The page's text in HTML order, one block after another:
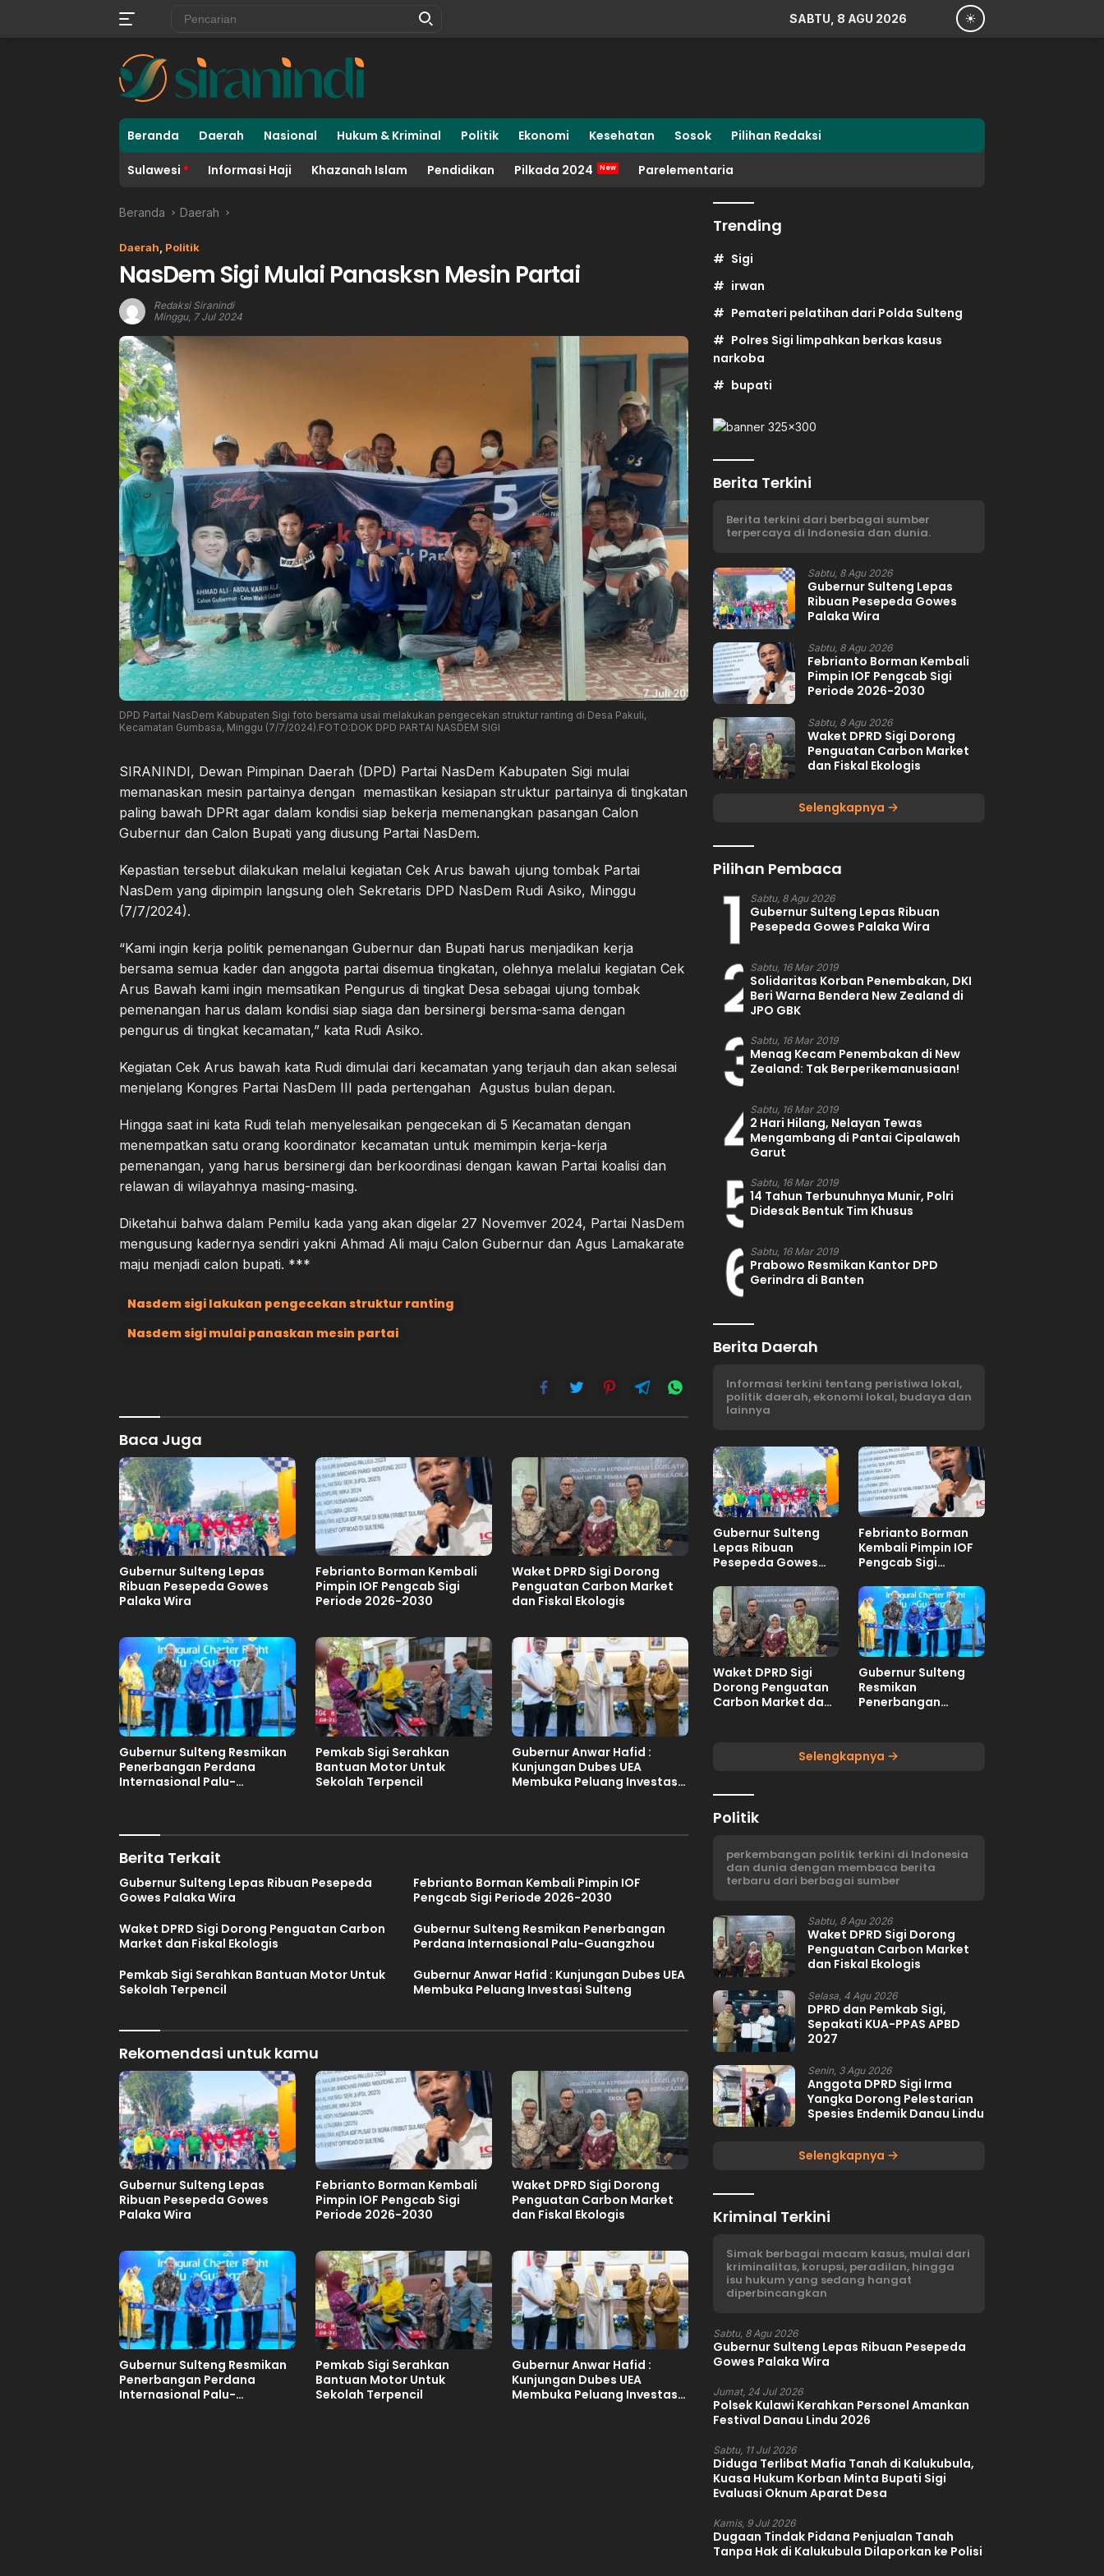
SABTU, 8 AGU 2026
Beranda Daerah Nasional Hukum & Kriminal Politik Ekonomi Kesehatan Sosok Pilihan Redaksi
Sulawesi Informasi Haji Khazanah Islam Pendidikan Pilkada 2024 Parelementaria
Beranda Daerah
Daerah Politik
NasDem Sigi Mulai Panasksn Mesin Partai
Redaksi Siranindi
Minggu, 7 Jul 2024
DPD Partai NasDem Kabupaten Sigi foto bersama usai melakukan pengecekan struktur ranting di Desa Pakuli,
Kecamatan Gumbasa, Minggu (7/7/2024).FOTO:DOK DPD PARTAI NASDEM SIGI
SIRANINDI, Dewan Pimpinan Daerah (DPD) Partai NasDem Kabupaten Sigi mulai
memanaskan mesin partainya dengan memastikan kesiapan struktur partainya di tingkatan
paling bawah DPRt agar dalam kondisi siap bekerja memenangkan pasangan Calon
Gubernur dan Calon Bupati yang diusung Partai NasDem.
Kepastian tersebut dilakukan melalui kegiatan Cek Arus bawah ujung tombak Partai
NasDem yang dipimpin langsung oleh Sekretaris DPD NasDem Rudi Asiko, Minggu
(7/7/2024).
“Kami ingin kerja politik pemenangan Gubernur dan Bupati harus menjadikan kerja
bersama semua kader dan anggota partai disemua tingkatan, olehnya melalui kegiatan Cek
Arus Bawah kami ingin memsatikan Pengurus di tingkat Desa sebagai ujung tombak
pemenangan harus dalam kondisi siap siaga dan bersinergi bersma-sama dengan
pengurus di tingkat kecamatan,” kata Rudi Asiko.
Kegiatan Cek Arus bawah kata Rudi dimulai dari kecamatan yang terjauh dan akan selesai
menjelang Kongres Partai NasDem III pada pertengahan Agustus bulan depan.
Hingga saat ini kata Rudi telah menyelesaikan pengecekan di 5 Kecamatan dengan
menempatkan satu orang koordinator kecamatan untuk memimpin kerja-kerja
pemenangan, yang harus bersinergi dan berkoordinasi dengan kawan Partai koalisi dan
relawan di wilayahnya masing-masing.
Diketahui bahwa dalam Pemilu kada yang akan digelar 27 Novemver 2024, Partai NasDem
mengusung kadernya sendiri yakni Ahmad Ali maju Calon Gubernur dan Agus Lamakarate
maju menjadi calon bupati. ***
Nasdem sigi lakukan pengecekan struktur ranting
Nasdem sigi mulai panaskan mesin partai
Baca Juga
Gubernur Sulteng Lepas
Ribuan Pesepeda Gowes
Palaka Wira
Febrianto Borman Kembali
Pimpin IOF Pengcab Sigi
Periode 2026-2030
Waket DPRD Sigi Dorong
Penguatan Carbon Market
dan Fiskal Ekologis
Gubernur Sulteng Resmikan
Penerbangan Perdana
Internasional Palu-
Pemkab Sigi Serahkan
Bantuan Motor Untuk
Sekolah Terpencil
Gubernur Anwar Hafid :
Kunjungan Dubes UEA
Membuka Peluang Investasi
Berita Terkait
Gubernur Sulteng Lepas Ribuan Pesepeda
Gowes Palaka Wira
Febrianto Borman Kembali Pimpin IOF
Pengcab Sigi Periode 2026-2030
Waket DPRD Sigi Dorong Penguatan Carbon
Market dan Fiskal Ekologis
Gubernur Sulteng Resmikan Penerbangan
Perdana Internasional Palu-Guangzhou
Pemkab Sigi Serahkan Bantuan Motor Untuk
Sekolah Terpencil
Gubernur Anwar Hafid : Kunjungan Dubes UEA
Membuka Peluang Investasi Sulteng
Rekomendasi untuk kamu
Gubernur Sulteng Lepas
Ribuan Pesepeda Gowes
Palaka Wira
Febrianto Borman Kembali
Pimpin IOF Pengcab Sigi
Periode 2026-2030
Waket DPRD Sigi Dorong
Penguatan Carbon Market
dan Fiskal Ekologis
Gubernur Sulteng Resmikan
Penerbangan Perdana
Internasional Palu-
Pemkab Sigi Serahkan
Bantuan Motor Untuk
Sekolah Terpencil
Gubernur Anwar Hafid :
Kunjungan Dubes UEA
Membuka Peluang Investasi
Trending
Sigi
irwan
Pemateri pelatihan dari Polda Sulteng
Polres Sigi limpahkan berkas kasus
narkoba
bupati
Berita Terkini
Berita terkini dari berbagai sumber
terpercaya di Indonesia dan dunia.
Sabtu, 8 Agu 2026
Gubernur Sulteng Lepas
Ribuan Pesepeda Gowes
Palaka Wira
Sabtu, 8 Agu 2026
Febrianto Borman Kembali
Pimpin IOF Pengcab Sigi
Periode 2026-2030
Sabtu, 8 Agu 2026
Waket DPRD Sigi Dorong
Penguatan Carbon Market
dan Fiskal Ekologis
Selengkapnya
Pilihan Pembaca
1 Sabtu, 8 Agu 2026
Gubernur Sulteng Lepas Ribuan
Pesepeda Gowes Palaka Wira
2Sabtu, 16 Mar 2019
Solidaritas Korban Penembakan, DKI
Beri Warna Bendera New Zealand di
JPO GBK
3Sabtu, 16 Mar 2019
Menag Kecam Penembakan di New
Zealand: Tak Berperikemanusiaan!
4Sabtu, 16 Mar 2019
2 Hari Hilang, Nelayan Tewas
Mengambang di Pantai Cipalawah
Garut
5Sabtu, 16 Mar 2019
14 Tahun Terbunuhnya Munir, Polri
Didesak Bentuk Tim Khusus
6Sabtu, 16 Mar 2019
Prabowo Resmikan Kantor DPD
Gerindra di Banten
Berita Daerah
Informasi terkini tentang peristiwa lokal,
politik daerah, ekonomi lokal, budaya dan
lainnya
Gubernur Sulteng
Lepas Ribuan
Pesepeda Gowes
Febrianto Borman
Kembali Pimpin IOF
Pengcab Sigi
Waket DPRD Sigi
Dorong Penguatan
Carbon Market dan
Gubernur Sulteng
Resmikan
Penerbangan
Selengkapnya
Politik
perkembangan politik terkini di Indonesia
dan dunia dengan membaca berita
terbaru dari berbagai sumber
Sabtu, 8 Agu 2026
Waket DPRD Sigi Dorong
Penguatan Carbon Market
dan Fiskal Ekologis
Selasa, 4 Agu 2026
DPRD dan Pemkab Sigi,
Sepakati KUA-PPAS APBD
2027
Senin, 3 Agu 2026
Anggota DPRD Sigi Irma
Yangka Dorong Pelestarian
Spesies Endemik Danau Lindu
Selengkapnya
Kriminal Terkini
Simak berbagai macam kasus, mulai dari
kriminalitas, korupsi, peradilan, hingga
isu hukum yang sedang hangat
diperbincangkan
Sabtu, 8 Agu 2026
Gubernur Sulteng Lepas Ribuan Pesepeda
Gowes Palaka Wira
Jumat, 24 Jul 2026
Polsek Kulawi Kerahkan Personel Amankan
Festival Danau Lindu 2026
Sabtu, 11 Jul 2026
Diduga Terlibat Mafia Tanah di Kalukubula,
Kuasa Hukum Korban Minta Bupati Sigi
Evaluasi Oknum Aparat Desa
Kamis, 9 Jul 2026
Dugaan Tindak Pidana Penjualan Tanah
Tanpa Hak di Kalukubula Dilaporkan ke Polisi